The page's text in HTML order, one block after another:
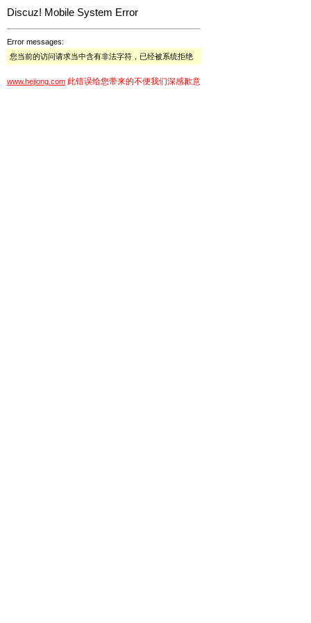
Discuz! Mobile System Error
Error messages:
您当前的访问请求当中含有非法字符，已经被系统拒绝
www.hejiong.com 此错误给您带来的不便我们深感歉意